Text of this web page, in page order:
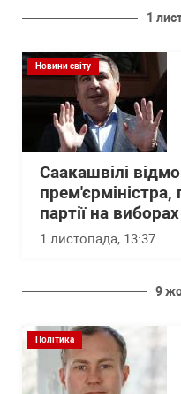
1
Новини світу
Саакашвілі
прем'єрміністра,
партії на
1 листопада, 13:37
9
Політика